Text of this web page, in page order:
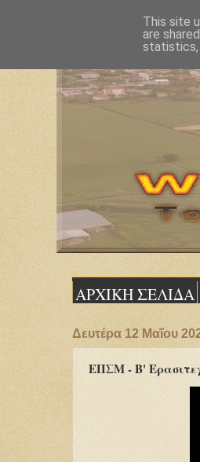
ΑΡΧΙΚΗ ΣΕΛΙΔΑ
Δευτέρα 12 Μαΐου
ΕΠΣΜ - Β'
This site
are
statistics,